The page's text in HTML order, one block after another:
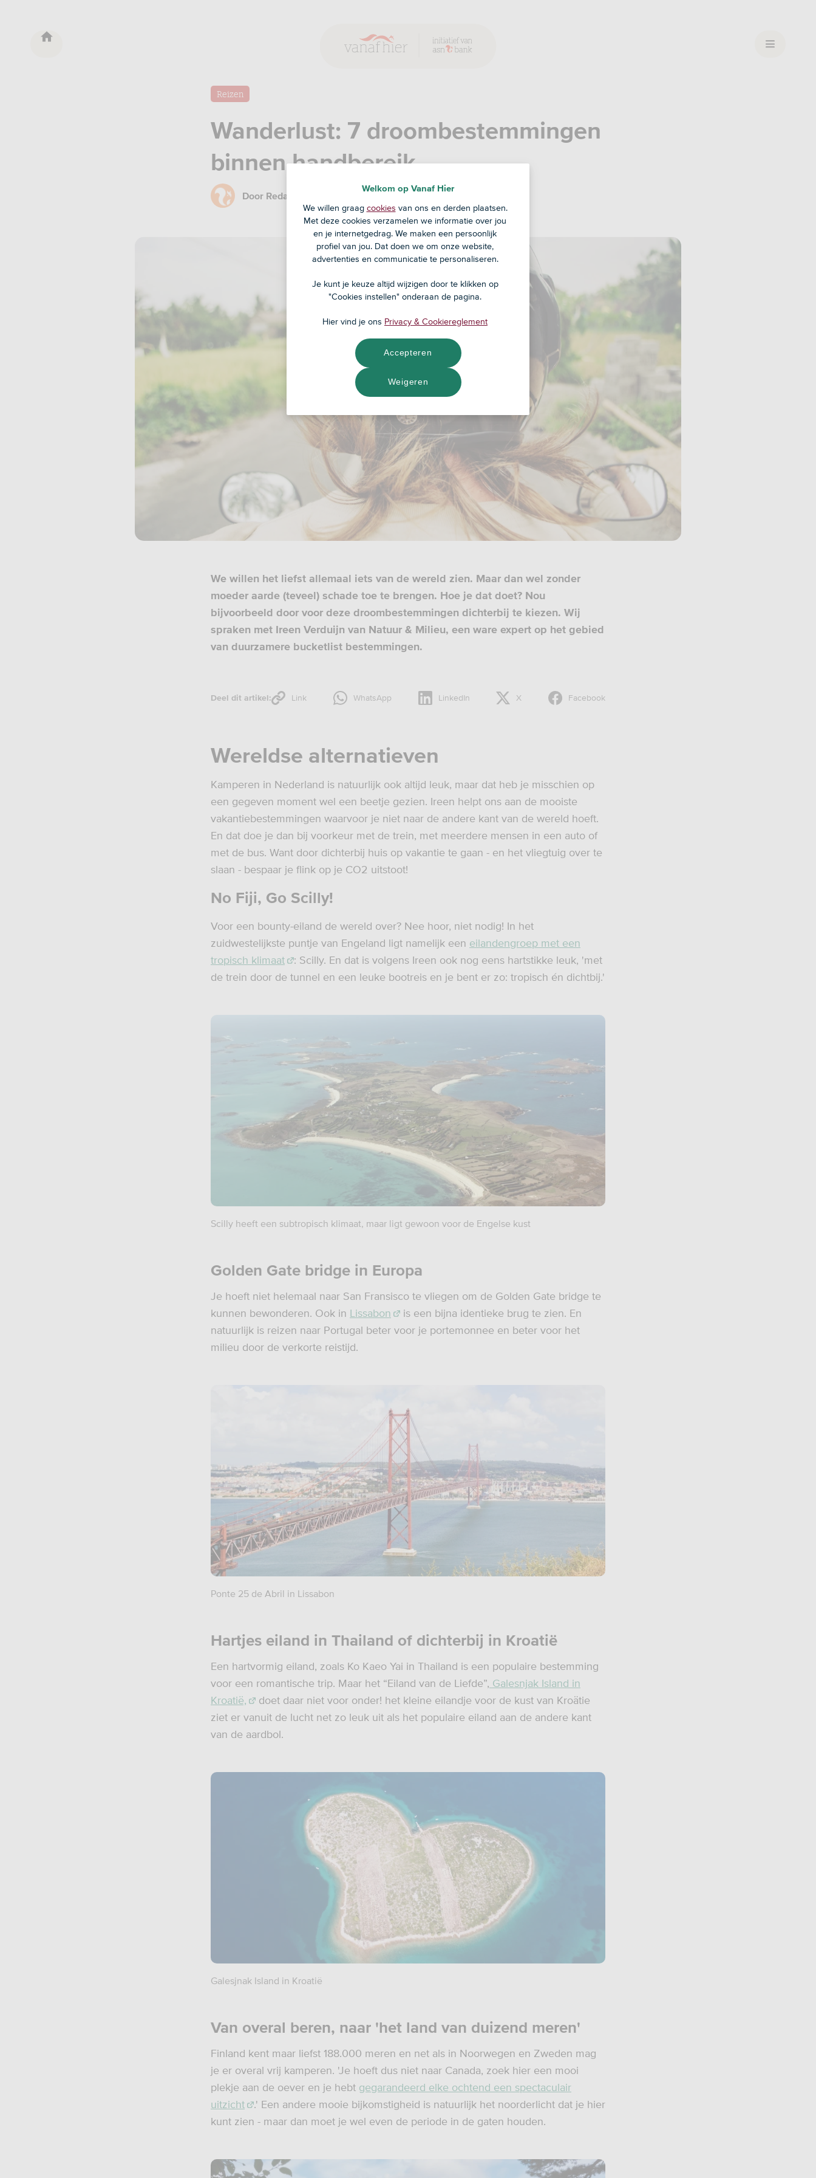
Wanderlust: 7 droombestemmingen
binnen handbereik
Reizen
Door Redactie
We willen het liefst allemaal iets van de wereld zien. Maar dan wel zonder
moeder aarde (teveel) schade toe te brengen. Hoe je dat doet? Nou
bijvoorbeeld door voor deze droombestemmingen dichterbij te kiezen. Wij
spraken met Ireen Verduijn van Natuur & Milieu, een ware expert op het gebied
van duurzamere bucketlist bestemmingen.
Deel dit artikel: Link WhatsApp LinkedIn X Facebook
Wereldse alternatieven
Kamperen in Nederland is natuurlijk ook altijd leuk, maar dat heb je misschien op
een gegeven moment wel een beetje gezien. Ireen helpt ons aan de mooiste
vakantiebestemmingen waarvoor je niet naar de andere kant van de wereld hoeft.
En dat doe je dan bij voorkeur met de trein, met meerdere mensen in een auto of
met de bus. Want door dichterbij huis op vakantie te gaan - en het vliegtuig over te
slaan - bespaar je flink op je CO2 uitstoot!
No Fiji, Go Scilly!
Voor een bounty-eiland de wereld over? Nee hoor, niet nodig! In het
zuidwestelijkste puntje van Engeland ligt namelijk een eilandengroep met een
tropisch klimaat
: Scilly. En dat is volgens Ireen ook nog eens hartstikke leuk, 'met
de trein door de tunnel en een leuke bootreis en je bent er zo: tropisch én dichtbij.'
Scilly heeft een subtropisch klimaat, maar ligt gewoon voor de Engelse kust
Golden Gate bridge in Europa
Je hoeft niet helemaal naar San Fransisco te vliegen om de Golden Gate bridge te
kunnen bewonderen. Ook in Lissabon
is een bijna identieke brug te zien. En
natuurlijk is reizen naar Portugal beter voor je portemonnee en beter voor het
milieu door de verkorte reistijd.
Ponte 25 de Abril in Lissabon
Hartjes eiland in Thailand of dichterbij in Kroatië
Een hartvormig eiland, zoals Ko Kaeo Yai in Thailand is een populaire bestemming
voor een romantische trip. Maar het “Eiland van de Liefde”, Galesnjak Island in
Kroatië,
doet daar niet voor onder! het kleine eilandje voor de kust van Kroätie
ziet er vanuit de lucht net zo leuk uit als het populaire eiland aan de andere kant
van de aardbol.
Galesjnak Island in Kroatië
Van overal beren, naar 'het land van duizend meren'
Finland kent maar liefst 188.000 meren en net als in Noorwegen en Zweden mag
je er overal vrij kamperen. 'Je hoeft dus niet naar Canada, zoek hier een mooi
plekje aan de oever en je hebt gegarandeerd elke ochtend een spectaculair
uitzicht
.' Een andere mooie bijkomstigheid is natuurlijk het noorderlicht dat je hier
kunt zien - maar dan moet je wel even de periode in de gaten houden.
Welkom op Vanaf Hier
We willen graag cookies van ons en derden plaatsen.
Met deze cookies verzamelen we informatie over jou
en je internetgedrag. We maken een persoonlijk
profiel van jou. Dat doen we om onze website,
advertenties en communicatie te personaliseren.
Je kunt je keuze altijd wijzigen door te klikken op
"Cookies instellen" onderaan de pagina.
Hier vind je ons Privacy & Cookiereglement
Weigeren
Accepteren